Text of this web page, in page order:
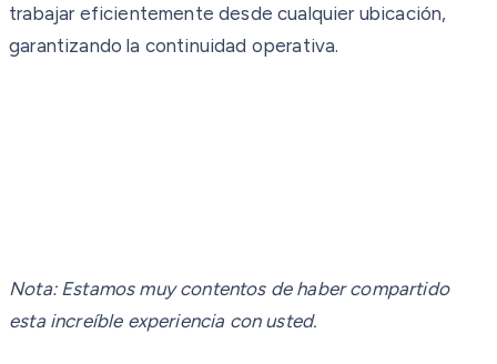
trabajar eficientemente desde cualquier ubicación,
garantizando la continuidad operativa.
Nota: Estamos muy contentos de haber compartido
esta increíble experiencia con usted.